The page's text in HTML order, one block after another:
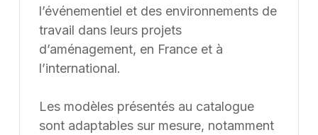
l’événementiel et des environnements de
travail dans leurs projets
d’aménagement, en France et à
l’international.
Les modèles présentés au catalogue
sont adaptables sur mesure, notamment